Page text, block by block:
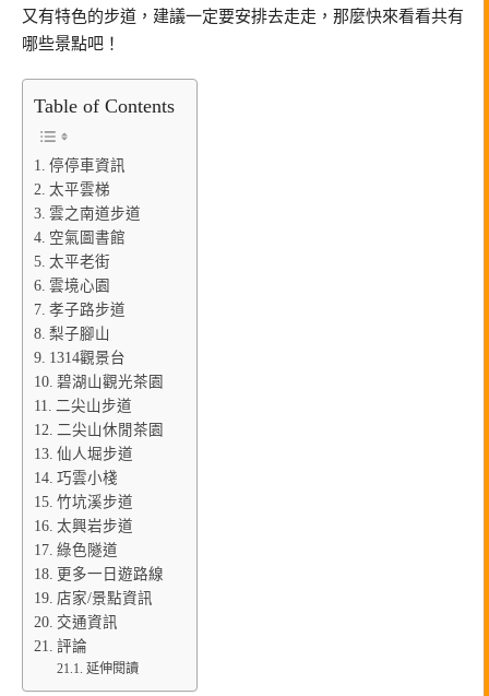
又有特色的步道，建議一定要安排去走走，那麼快來看看共有
哪些景點吧！
Table of Contents
停停車資訊
太平雲梯
雲之南道步道
空氣圖書館
太平老街
雲境心園
孝子路步道
梨子腳山
1314觀景台
碧湖山觀光茶園
二尖山步道
二尖山休閒茶園
仙人堀步道
巧雲小棧
竹坑溪步道
太興岩步道
綠色隧道
更多一日遊路線
店家/景點資訊
交通資訊
評論
延伸閱讀